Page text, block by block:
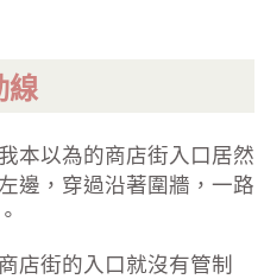
線
本以為的商店街入口居然
邊，穿過沿著圍牆，一路
店街的入口就沒有管制